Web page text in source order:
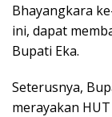
Bhayangkara
ini, dapat
Bupati Eka.
Seterusnya,
merayakan